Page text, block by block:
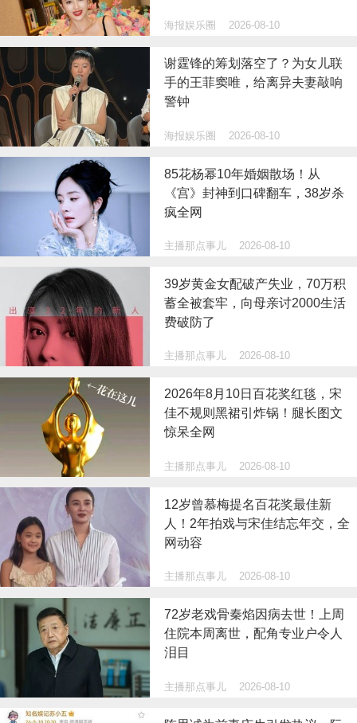
海报娱乐圈 2026-08-10
谢霆锋的筹划落空了？为女儿联
手的王菲窦唯，给离异夫妻敲响
警钟
海报娱乐圈 2026-08-10
85花杨幂10年婚姻散场！从
《宫》封神到口碑翻车，38岁杀
疯全网
主播那点事儿 2026-08-10
39岁黄金女配破产失业，70万积
蓄全被套牢，向母亲讨2000生活
费破防了
主播那点事儿 2026-08-10
2026年8月10日百花奖红毯，宋
佳不规则黑裙引炸锅！腿长图文
惊呆全网
主播那点事儿 2026-08-10
12岁曾慕梅提名百花奖最佳新
人！2年拍戏与宋佳结忘年交，全
网动容
主播那点事儿 2026-08-10
72岁老戏骨秦焰因病去世！上周
住院本周离世，配角专业户令人
泪目
主播那点事儿 2026-08-10